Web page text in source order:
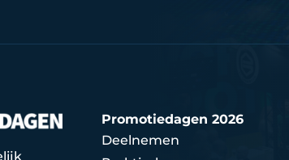
Promotiedagen 2026
Deelnemen